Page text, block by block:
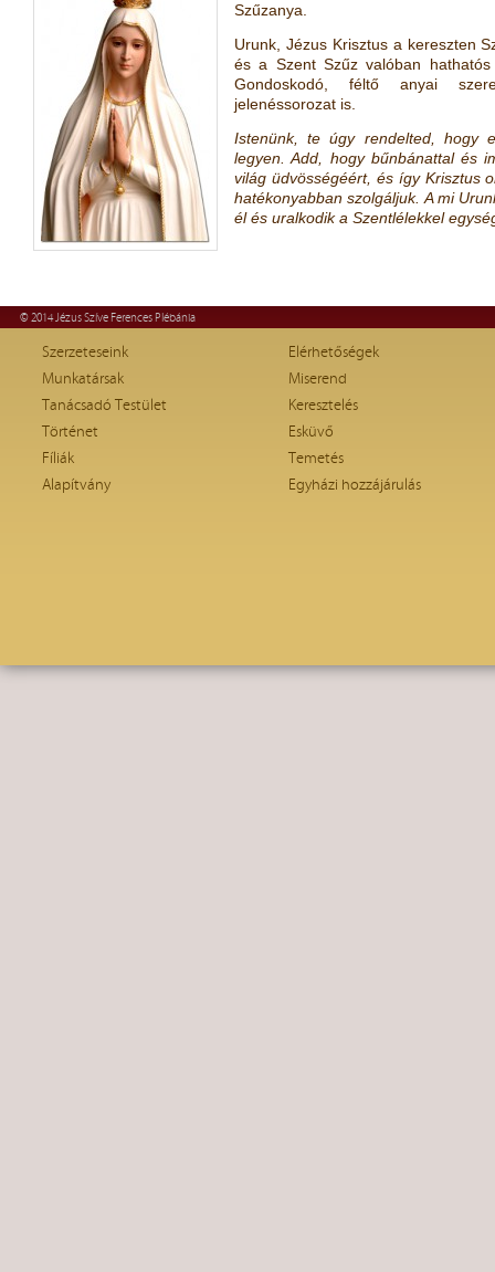
Szűzanya.
Urunk, Jézus Krisztus a kereszten
és a Szent Szűz valóban
Gondoskodó, féltő anyai
jelenéssorozat is.
Istenünk, te úgy rendelted, hogy
legyen. Add, hogy bűnbánattal és
világ üdvösségéért, és így Krisztus
hatékonyabban szolgáljuk. A mi
él és uralkodik a Szentlélekkel
© 2014 Jézus Szíve Ferences Plébánia
Szerzeteseink
Munkatársak
Tanácsadó Testület
Történet
Fíliák
Alapítvány
Elérhetőségek
Miserend
Keresztelés
Esküvő
Temetés
Egyházi hozzájárulás